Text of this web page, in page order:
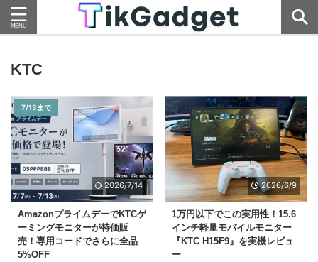
KTC
7/13まで
2026/7/14
AmazonプライムデーでKTCゲ
ーミングモニターが特価販
売！専用コードでさらに全品
5%OFF
2026/6/9
1万円以下でこの実用性！15.6
インチ軽量モバイルモニター
『KTC H15F9』を実機レビュ
ー